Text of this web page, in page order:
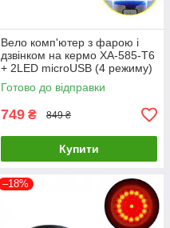
Вело комп'ютер з фарою і
дзвінком на кермо XA-585-T6
+ 2LED microUSB (4 режиму)
Готово до відправки
749 ₴ 849 ₴
Купити
–18%